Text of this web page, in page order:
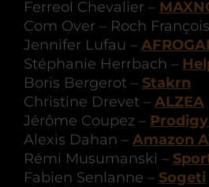
Ferreol Chevalier –
Com Over – Roch
Jennifer Lufau –
Stéphanie Herrbach –
Boris Bergerot – Stakrn
Christine Drevet – ALZEA
Jérôme Coupez –
Alexis Dahan – Amazon
Rémi Musumanski –
Fabien Senlanne – Sogeti